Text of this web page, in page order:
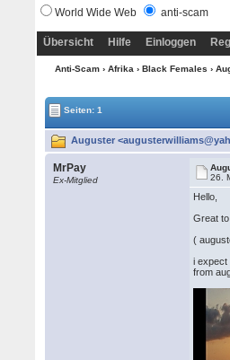
World Wide Web anti-scam
Übersicht Hilfe Einloggen
Anti-Scam› Afrika › Black Females ›
Seiten: 1
Auguster
MrPay
Ex-Mitglied
26.
Hello,
Great
(
i expect
from